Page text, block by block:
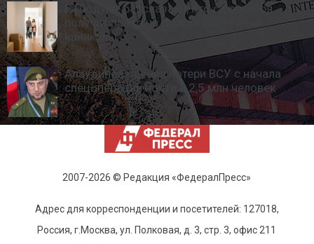
В Госдуме рассказали, кто с сентября
получит право на долгие ипотечные
каникулы
Алаудинов оценил потери ВСУ с начала
спецоперации почти в 2,5 млн человек
2007-2026 © Редакция «ФедералПресс»
Адрес для корреспонденции и посетителей: 127018,
Россия, г.Москва, ул. Полковая, д. 3, стр. 3, офис 211